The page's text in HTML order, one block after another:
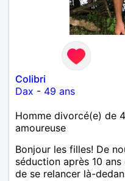
Colibri
Dax - 49 ans
Homme divorcé(e) de
amoureuse
Bonjour les filles! De
séduction après 10
de se relancer là-